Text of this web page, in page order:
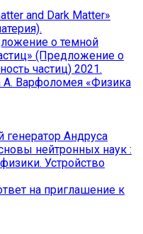
and Dark Matter»
о темной
(Предложение о
частиц) 2021.
Варфоломея «Физика
Андруса
нейтронных наук :
Устройство
на приглашение к